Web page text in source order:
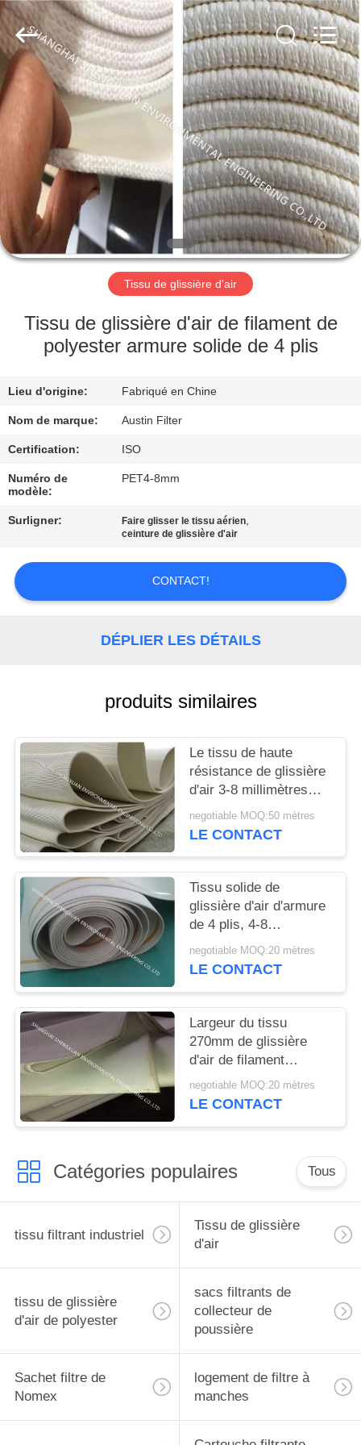
MAISON
PRODUITS
AU
SUJET
DE
NOUS
VISITE
D'USINE
CONTRÔLE
DE
QUALITÉ
CONTACTEZ-
NOUS
DEMANDEZ
UNE
CITATION
SITE
PRIVACY
POLICY
Engineering
Co.,LTD.
All
Rights
Reserved.
Developed
ECER
Tissu de glissière d'air
Tissu de glissière d'air de filament de
polyester armure solide de 4 plis
Lieu d'origine: Fabriqué en Chine
Nom de marque: Austin Filter
Certification: ISO
Numéro de
modèle:
PET4-8mm
Surligner: Faire glisser le tissu aérien,
ceinture de glissière d'air
CONTACT!
DÉPLIER LES DÉTAILS
produits similaires
Le tissu de haute
résistance de glissière
d'air 3-8 millimètres
d'épaisseur pour le
convoyeur
negotiable MOQ:50 mètres
LE CONTACT
Tissu solide de
glissière d'air d'armure
de 4 plis, 4-8
millimètres de tissu
ceinturant d'épaisseur
negotiable MOQ:20 mètres
LE CONTACT
Largeur du tissu
270mm de glissière
d'air de filament
d'ANIMAL FAMILIER
pour le système
negotiable MOQ:20 mètres
LE CONTACT
Catégories populaires Tous
tissu filtrant industriel
Tissu de glissière
d'air
tissu de glissière
d'air de polyester
sacs filtrants de
collecteur de
poussière
Sachet filtre de
Nomex
logement de filtre à
manches